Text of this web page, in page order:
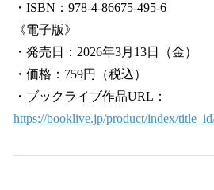
・ISBN：978-4-86675-495-6
《電子版》
・発売日：2026年3月13日（金）
・価格：759円（税込）
・ブックライブ作品URL：
https://booklive.jp/product/index/